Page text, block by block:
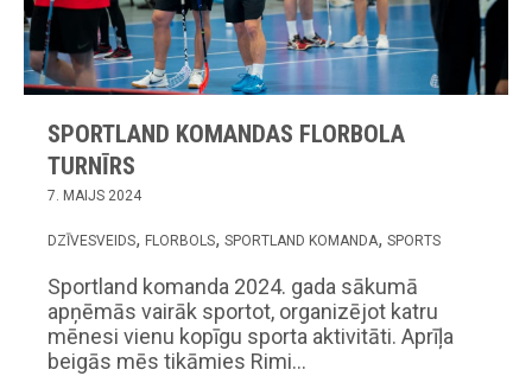
SPORTLAND KOMANDAS FLORBOLA
TURNĪRS
7. MAIJS 2024
DZĪVESVEIDS FLORBOLS SPORTLAND KOMANDA SPORTS
Sportland komanda 2024. gada sākumā
apņēmās vairāk sportot, organizējot katru
mēnesi vienu kopīgu sporta aktivitāti. Aprīļa
beigās mēs tikāmies Rimi…